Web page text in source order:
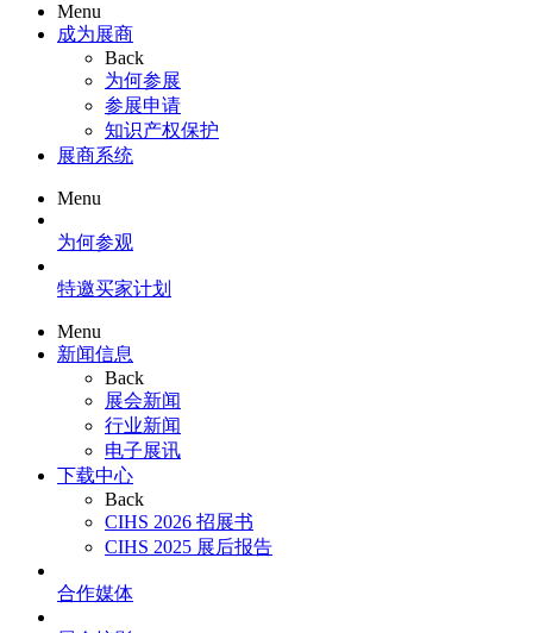
Menu
成为展商
Back
为何参展
参展申请
知识产权保护
展商系统
Menu
为何参观
特邀买家计划
Menu
新闻信息
Back
展会新闻
行业新闻
电子展讯
下载中心
Back
CIHS 2026 招展书
CIHS 2025 展后报告
合作媒体